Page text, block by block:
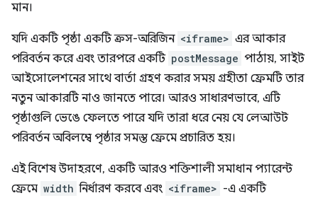
মান।
যদি একটি পৃষ্ঠা একটি ক্রস-অরিজিন <iframe> এর আকার
পরিবর্তন করে এবং তারপরে একটি postMessage পাঠায়, সাইট
আইসোলেশনের সাথে বার্তা গ্রহণ করার সময় গ্রহীতা ফ্রেমটি তার
নতুন আকারটি নাও জানতে পারে। আরও সাধারণভাবে, এটি
পৃষ্ঠাগুলি ভেঙে ফেলতে পারে যদি তারা ধরে নেয় যে লেআউট
পরিবর্তন অবিলম্বে পৃষ্ঠার সমস্ত ফ্রেমে প্রচারিত হয়।
এই বিশেষ উদাহরণে, একটি আরও শক্তিশালী সমাধান প্যারেন্ট
ফ্রেমে width নির্ধারণ করবে এবং <iframe> -এ একটি